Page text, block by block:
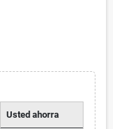
Usted ahorra